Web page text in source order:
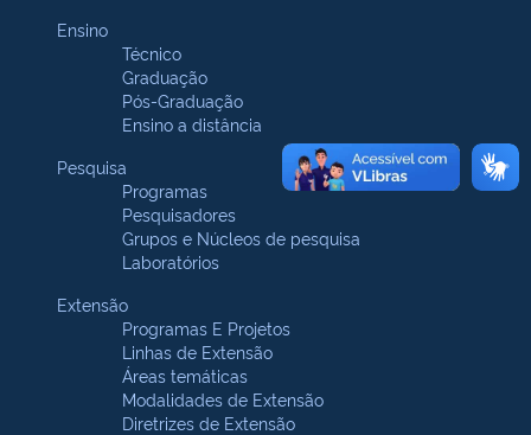
Ensino
Técnico
Graduação
Pós-Graduação
Ensino a distância
Pesquisa
Programas
Pesquisadores
Grupos e Núcleos de pesquisa
Laboratórios
Extensão
Programas E Projetos
Linhas de Extensão
Áreas temáticas
Modalidades de Extensão
Diretrizes de Extensão